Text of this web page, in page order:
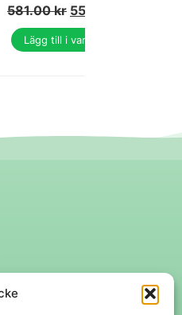
581.00kr 552.00
Lägg till i varukorg